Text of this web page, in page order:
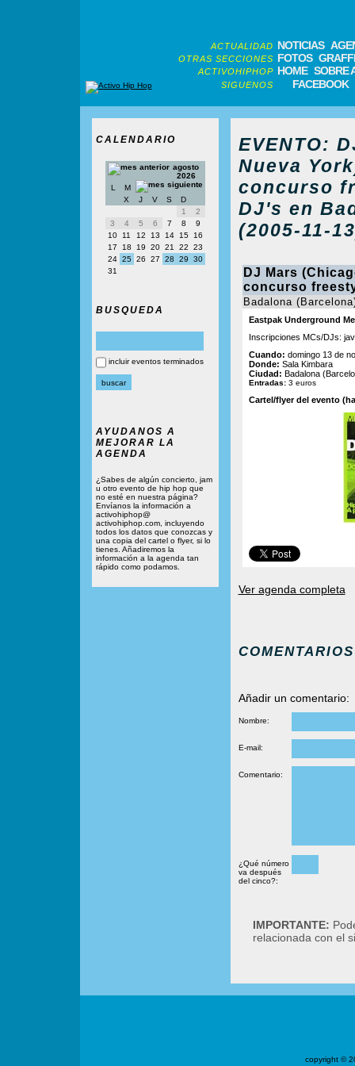
ACTUALIDAD NOTICIAS
OTRAS SECCIONES FOTOS
ACTIVOHIPHOP HOME SOBRE
SIGUENOS FACEBOOK
CALENDARIO
agosto
2026
L
M
X
J V S
D
1
2
3
4 5 6 7 8
9
10
11 12 13 14 15
16
17
18 19 20 21 22
23
24 25 26 27 28 29
30
31
BUSQUEDA
incluir eventos terminados
AYUDANOS A
MEJORAR LA
AGENDA
¿Sabes de algún concierto, jam
u otro evento de hip hop que
no esté en nuestra página?
Envíanos la información a
activohiphop@
activohiphop.com, incluyendo
todos los datos que conozcas y
una copia del cartel o flyer, si lo
tienes. Añadiremos la
información a la agenda tan
rápido como podamos.
EVENTO:
Nueva
concurso
DJ's en
(2005-11-
DJ Mars
concurso
Badalona
Eastpak Underground
Inscripciones MCs/DJs:
Cuando: domingo 13 de
Donde: Sala Kimbara
Ciudad: Badalona
Entradas: 3 euros
Cartel/flyer del evento
Ver agenda completa
COMENTARIOS
Añadir un comentario:
Nombre:
E-mail:
Comentario:
¿Qué número
va después
del cinco?:
IMPORTANTE:
relacionada con el
copyright ©